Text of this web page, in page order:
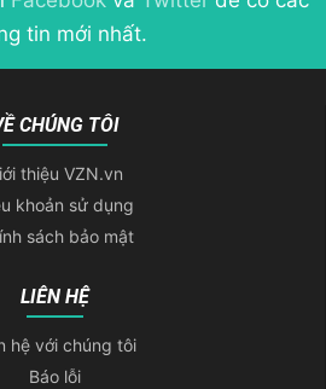
tin mới nhất.
CHÚNG TÔI
thiệu VZN.vn
khoản sử dụng
sách bảo mật
LIÊN HỆ
hệ với chúng tôi
Báo lỗi